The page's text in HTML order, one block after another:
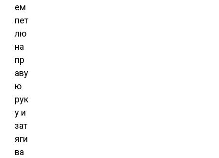
ем
пет
лю
на
пр
аву
ю
рук
у и
зат
яги
ва